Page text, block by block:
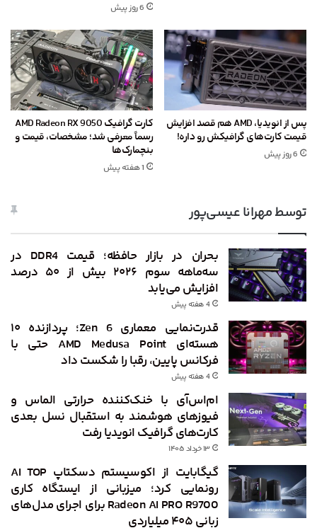
6 روز پیش
پس از انویدیا، AMD هم قصد افزایش
قیمت کارت‌های گرافیکش رو داره!
6 روز پیش
کارت گرافیک AMD Radeon RX 9050
رسماً معرفی شد؛ مشخصات، قیمت و
بنچمارک‌ها
1 هفته پیش
توسط مهرانا عیسی‌پور
بحران در بازار حافظه؛ قیمت DDR4 در
سه‌ماهه سوم ۲۰۲۶ بیش از ۵۰ درصد
افزایش می‌یابد
4 هفته پیش
قدرت‌نمایی معماری Zen 6؛ پردازنده ۱۰
هسته‌ای AMD Medusa Point حتی با
فرکانس پایین، رقبا را شکست داد
4 هفته پیش
ام‌اس‌آی با خنک‌کننده حرارتی الماس و
فیوزهای هوشمند به استقبال نسل بعدی
کارت‌های گرافیک انویدیا رفت
۱۳ خرداد ۱۴۰۵
گیگابایت از اکوسیستم دسکتاپ AI TOP
رونمایی کرد؛ میزبانی از ایستگاه کاری
Radeon AI PRO R9700 برای اجرای مدل‌های
زبانی ۴۰۵ میلیاردی